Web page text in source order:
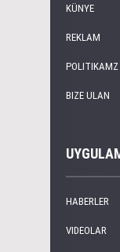
KÜNYE
REKLAM
POLITIKAMZ
BIZE ULAN
HABERLER
VIDEOLAR